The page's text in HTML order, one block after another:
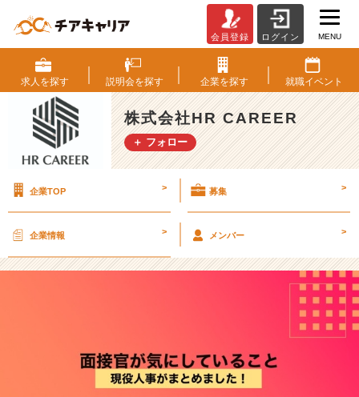
役
人
事
が
ま
と
た！】
官
い
る
会員登録 ログイン MENU
求人を探す 説明会を探す 企業を探す 就職イベント
株式会社HR CAREER
＋ フォロー
企業TOP > 募集 >
企業情報 > メンバー >